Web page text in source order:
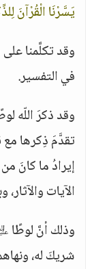
يَسَّرْنَا الْقُرْآنَ
وقد تكلَّمنا
في التفسير.
وقد ذكرَ اللّه
تقدَّمَ ذِكرها مع
إيرادُ ما كانَ
الآيات والآثار،
وذلك أنَّ لوطًا
شريكَ له،